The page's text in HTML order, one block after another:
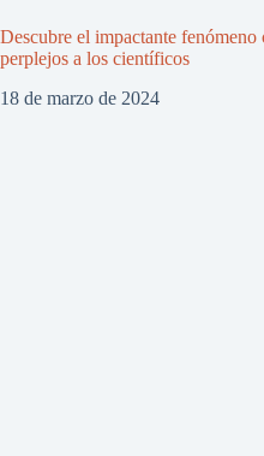
Descubre el impactante fenómeno
perplejos a los científicos
18 de marzo de 2024